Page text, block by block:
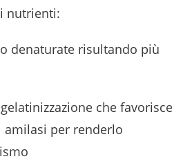
nutrienti:
denaturate risultando più
che favorisce
amilasi per renderlo